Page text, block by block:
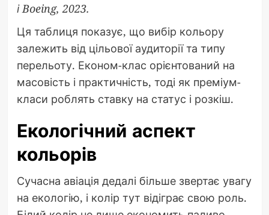
і Boeing, 2023.
Ця таблиця показує, що вибір кольору
залежить від цільової аудиторії та типу
перельоту. Економ-клас орієнтований на
масовість і практичність, тоді як преміум-
класи роблять ставку на статус і розкіш.
Екологічний аспект
кольорів
Сучасна авіація дедалі більше звертає увагу
на екологію, і колір тут відіграє свою роль.